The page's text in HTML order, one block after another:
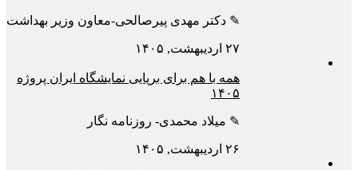
✎ دکتر مهدی پیرصالحی-معاون وزیر بهداشت
۲۷ اردیبهشت, ۱۴۰۵
همه با هم برای برپایی نمایشگاه ایران پروژه
۱۴۰۵
✎ میلاد محمدی- روزنامه نگار
۲۶ اردیبهشت, ۱۴۰۵